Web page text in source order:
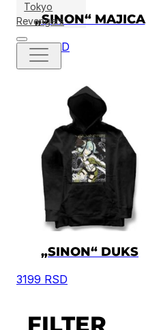
Tokyo
Revengers
„SINON“ MAJICA
2099RSD
„SINON“ DUKS
3199 RSD
FILTER